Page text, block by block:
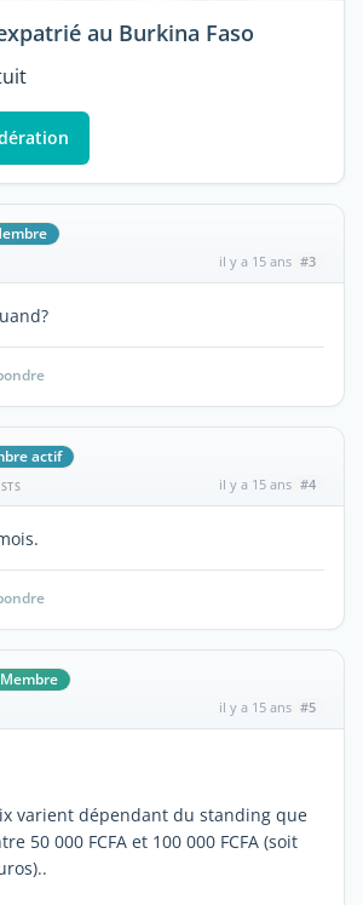
au Burkina Faso
il y a 15 ans #3
actif
il y a 15 ans #4
Membre
il y a 15 ans #5
varient dépendant du standing que
50 000 FCFA et 100 000 FCFA (soit